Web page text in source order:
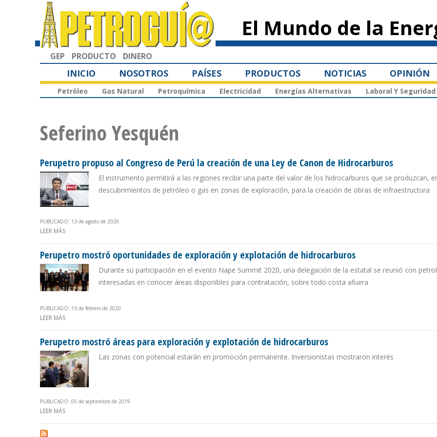
principal
El Mundo de la
GEP PRODUCTO DINERO
INICIO NOSOTROS PAÍSES PRODUCTOS NOTICIAS OPINIÓN
Petróleo Gas Natural Petroquímica Electricidad Energías Alternativas Laboral Y Seguridad
Seferino Yesquén
Perupetro propuso al Congreso de Perú la creación de una Ley de Canon de Hidrocarburos
El instrumento permitirá a las regiones recibir una parte del valor de los hidrocarburos que se produzcan,
descubrimientos de petróleo o gas en zonas de exploración, para la creación de obras de infraestructura
PUBLICADO: 13 de agosto de 2020
LEER MÁS
Perupetro mostró oportunidades de exploración y explotación de hidrocarburos
Durante su participación en el evento Nape Summit 2020, una delegación de la estatal se reunió con
interesadas en conocer áreas disponibles para contratación, sobre todo costa afuera
PUBLICADO: 13 de febrero de 2020
LEER MÁS
Perupetro mostró áreas para exploración y explotación de hidrocarburos
Las zonas con potencial estarán en promoción permanente. Inversionistas mostraron interés
PUBLICADO: 05 de septiembre de 2019
LEER MÁS